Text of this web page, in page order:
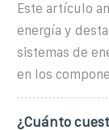
Este artículo
energía y
sistemas de
en los
¿Cuánto